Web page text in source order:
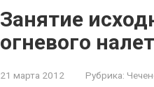
Занятие
огневого
21 марта 2012 Рубрика: